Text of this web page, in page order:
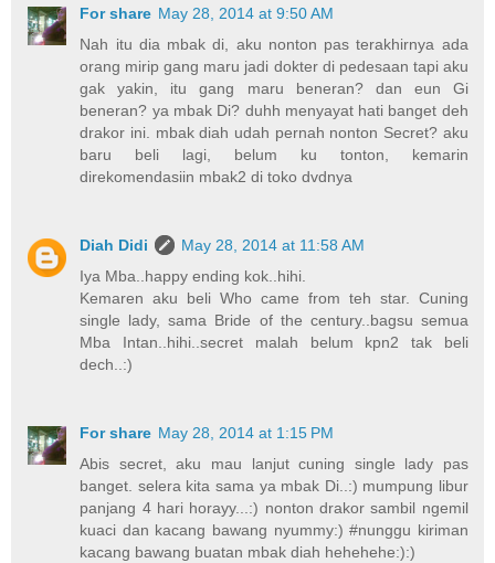
For share May 28, 2014 at 9:50 AM
Nah itu dia mbak di, aku nonton pas terakhirnya ada
orang mirip gang maru jadi dokter di pedesaan tapi aku
gak yakin, itu gang maru beneran? dan eun Gi
beneran? ya mbak Di? duhh menyayat hati banget deh
drakor ini. mbak diah udah pernah nonton Secret? aku
baru beli lagi, belum ku tonton, kemarin
direkomendasiin mbak2 di toko dvdnya
Diah Didi
May 28, 2014 at 11:58 AM
Iya Mba..happy ending kok..hihi.
Kemaren aku beli Who came from teh star. Cuning
single lady, sama Bride of the century..bagsu semua
Mba Intan..hihi..secret malah belum kpn2 tak beli
dech..:)
For share May 28, 2014 at 1:15 PM
Abis secret, aku mau lanjut cuning single lady pas
banget. selera kita sama ya mbak Di..:) mumpung libur
panjang 4 hari horayy...:) nonton drakor sambil ngemil
kuaci dan kacang bawang nyummy:) #nunggu kiriman
kacang bawang buatan mbak diah hehehehe:):)